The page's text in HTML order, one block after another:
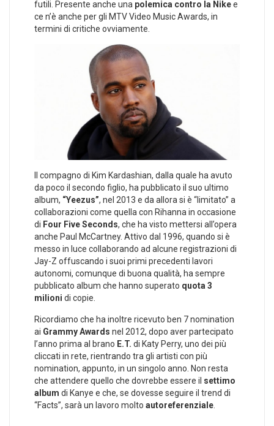
futili. Presente anche una polemica contro la Nikee
ce n’è anche per gli MTV Video Music Awards, in
termini di critiche ovviamente.
Il compagno di Kim Kardashian, dalla quale ha avuto
da poco il secondo figlio, ha pubblicato il suo ultimo
album, “Yeezus”, nel 2013 e da allora si è “limitato” a
collaborazioni come quella con Rihanna in occasione
di Four Five Seconds, che ha visto mettersi all’opera
anche Paul McCartney. Attivo dal 1996, quando si è
messo in luce collaborando ad alcune registrazioni di
Jay-Z offuscando i suoi primi precedenti lavori
autonomi, comunque di buona qualità, ha sempre
pubblicato album che hanno superato quota 3
milioni di copie.
Ricordiamo che ha inoltre ricevuto ben 7 nomination
ai Grammy Awards nel 2012, dopo aver partecipato
l’anno prima al brano E.T. di Katy Perry, uno dei più
cliccati in rete, rientrando tra gli artisti con più
nomination, appunto, in un singolo anno. Non resta
che attendere quello che dovrebbe essere il settimo
album di Kanye e che, se dovesse seguire il trend di
“Facts”, sarà un lavoro molto autoreferenziale